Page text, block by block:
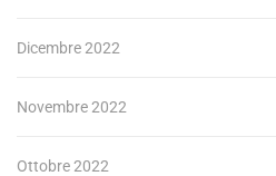
Dicembre 2022
Novembre 2022
Ottobre 2022